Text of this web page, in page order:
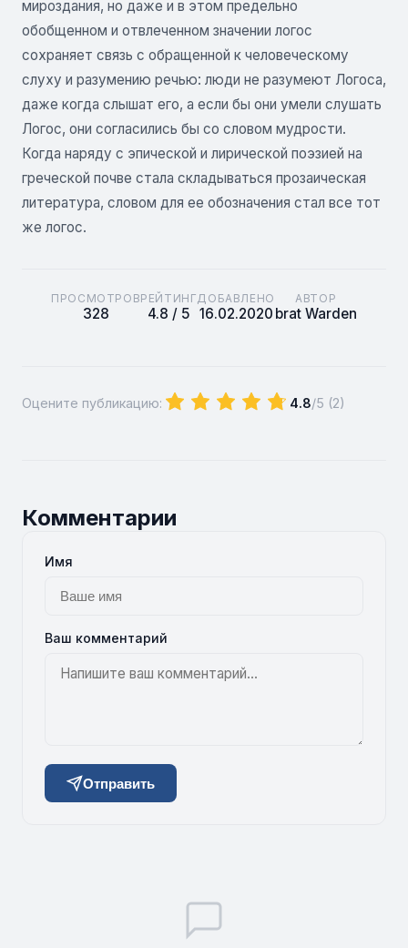
мироздания, но даже и в этом предельно
обобщенном и отвлеченном значении логос
сохраняет связь с обращенной к человеческому
слуху и разумению речью: люди не разумеют Логоса,
даже когда слышат его, а если бы они умели слушать
Логос, они согласились бы со словом мудрости.
Когда наряду с эпической и лирической поэзией на
греческой почве стала складываться прозаическая
литература, словом для ее обозначения стал все тот
же логос.
ПРОСМОТРОВ
328
РЕЙТИНГ
4.8 / 5
ДОБАВЛЕНО
16.02.2020
АВТОР
brat Warden
Оцените публикацию: 4.8/5 (2)
Комментарии
Имя
Ваш комментарий
Отправить